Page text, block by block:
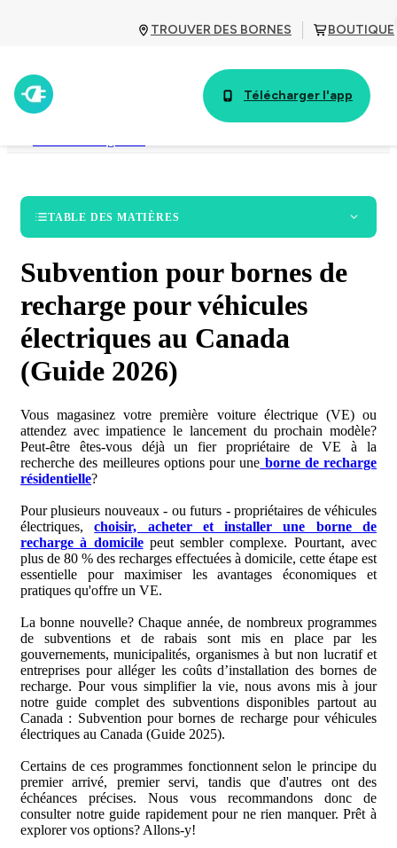
TROUVER DES BORNES BOUTIQUE
Télécharger l'app
TABLE DES MATIÈRES
Cherchez par province
Subventions pour bornes de recharge en Alberta
Subvention pour bornes de recharge en Colombie-
Subvention pour bornes de recharge au Manitoba
Subvention pour bornes de recharge à Terre-Neuve-et-Labrador
Ouest
Subvention pour bornes de recharge en Nouvelle-Écosse
Subvention pour bornes de recharge au Nunavut
Subvention pour bornes de recharge en Ontario
Subvention pour bornes de recharge à Toronto, en Ontario
Subvention pour bornes de
recharge pour véhicules
électriques au Canada
(Guide 2026)
Vous magasinez votre première voiture électrique (VE) ou
attendez avec impatience le lancement du prochain modèle?
Peut-être êtes-vous déjà un fier propriétaire de VE à la
recherche des meilleures options pour une borne de recharge
résidentielle?
Pour plusieurs nouveaux - ou futurs - propriétaires de véhicules
électriques,choisir, acheter et installer une borne de
recharge à domicilepeut sembler complexe. Pourtant, avec
plus de 80 % des recharges effectuées à domicile, cette étape est
essentielle pour maximiser les avantages économiques et
pratiques qu'offre un VE.
La bonne nouvelle? Chaque année, de nombreux programmes
de subventions et de rabais sont mis en place par les
gouvernements, municipalités, organismes à but non lucratif et
entreprises pour alléger les coûts d’installation des bornes de
recharge. Pour vous simplifier la vie, nous avons mis à jour
notre guide complet des subventions disponibles partout au
Canada : Subvention pour bornes de recharge pour véhicules
électriques au Canada (Guide 2025).
Certains de ces programmes fonctionnent selon le principe du
premier arrivé, premier servi, tandis que d'autres ont des
échéances précises. Nous vous recommandons donc de
consulter notre guide rapidement pour ne rien manquer. Prêt à
explorer vos options? Allons-y!